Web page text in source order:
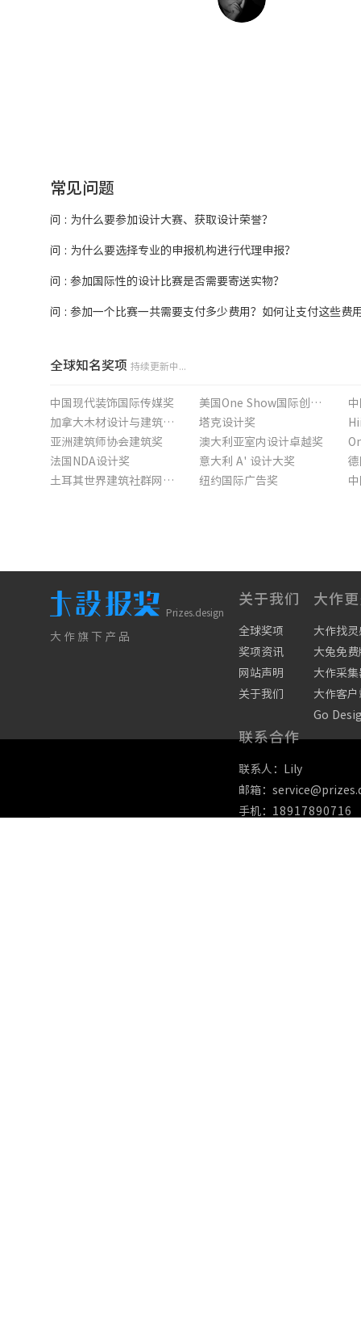
常见问题
问 : 为什么要参加设计大赛、获取设计荣誉？
问 : 为什么要选择专业的申报机构进行代理申报？
问 : 参加国际性的设计比赛是否需要寄送实物？
问 : 参加一个比赛一共需要支付多少费用？如何让支付这些费
全球知名奖项 持续更新中...
中国现代装饰国际传媒奖 美国One Show国际创意奖
加拿大木材设计与建筑大奖
塔克设计奖
亚洲建筑师协会建筑奖
澳大利亚室内设计卓越奖
法国NDA设计奖
意大利 A' 设计大奖
土耳其世界建筑社群网大奖
纽约国际广告奖
Prizes.design
大作旗下产品
关于我们
全球奖项
奖项资讯
网站声明
关于我们
大作
大作找灵
大兔免费
大作采集
大作客户
Go
联系合作
联系人：Lily
邮箱：
手机： 18917890716